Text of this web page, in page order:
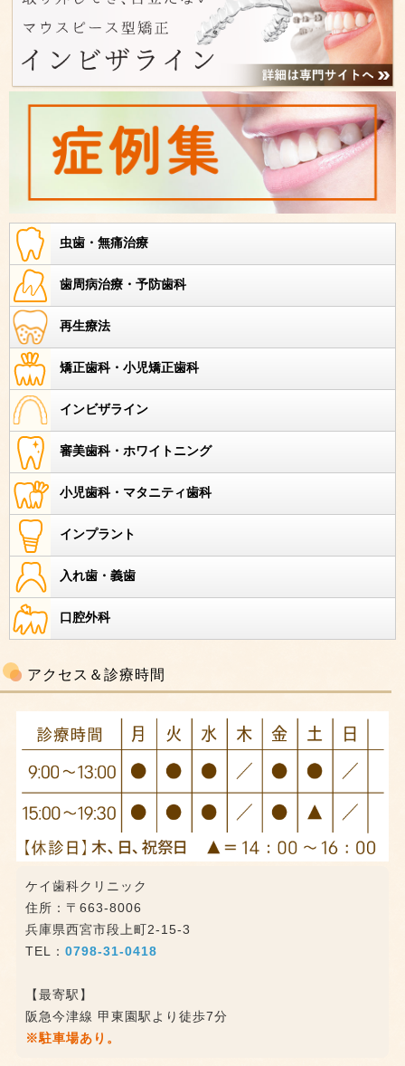
虫歯・無痛治療
歯周病治療・予防歯科
再生療法
矯正歯科・小児矯正歯科
インビザライン
審美歯科・ホワイトニング
小児歯科・マタニティ歯科
インプラント
入れ歯・義歯
口腔外科
アクセス＆診療時間
ケイ歯科クリニック
住所：〒663-8006
兵庫県西宮市段上町2-15-3
TEL： 0798-31-0418
【最寄駅】
阪急今津線 甲東園駅より徒歩7分
※駐車場あり。